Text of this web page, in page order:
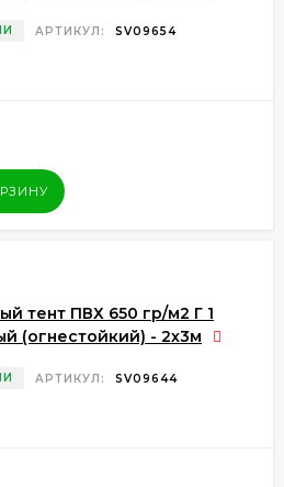
АРТИКУЛ: SV09654
тент ПВХ 650 гр/м2 Г 1
(огнестойкий) - 2х3м
АРТИКУЛ: SV09644